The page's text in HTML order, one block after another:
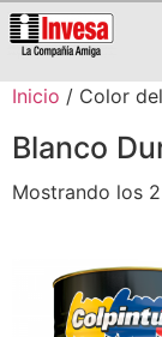
Inicio / Color
Blanco
Mostrando los